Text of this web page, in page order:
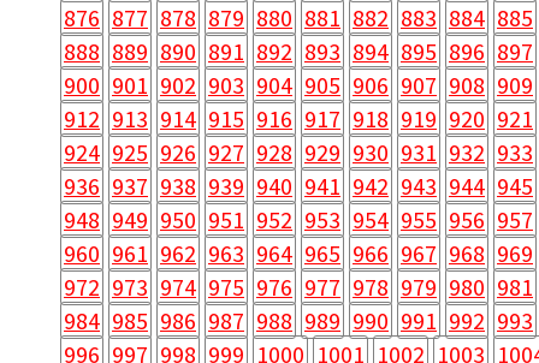
876 877 878 879 880 881 882 883 884 885
888 889 890 891 892 893 894 895 896 897
900 901 902 903 904 905 906 907 908 909
912 913 914 915 916 917 918 919 920 921
924 925 926 927 928 929 930 931 932 933
936 937 938 939 940 941 942 943 944 945
948 949 950 951 952 953 954 955 956 957
960 961 962 963 964 965 966 967 968 969
972 973 974 975 976 977 978 979 980 981
984 985 986 987 988 989 990 991 992 993
996 997 998 999 1000 1001 1002 1003